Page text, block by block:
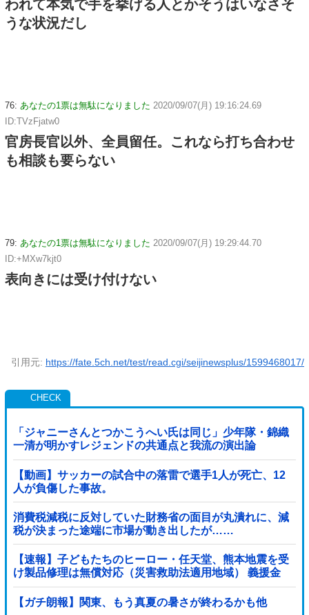
われて本気で手を挙げる人とかそうはいなさそ
うな状況だし
76: あなたの1票は無駄になりました 2020/09/07(月) 19:16:24.69
ID:TVzFjatw0
官房長官以外、全員留任。これなら打ち合わせ
も相談も要らない
79: あなたの1票は無駄になりました 2020/09/07(月) 19:29:44.70
ID:+MXw7kjt0
表向きには受け付けない
引用元: https://fate.5ch.net/test/read.cgi/seijinewsplus/1599468017/
「ジャニーさんとつかこうへい氏は同じ」少年隊・錦織
一清が明かすレジェンドの共通点と我流の演出論
【動画】サッカーの試合中の落雷で選手1人が死亡、12
人が負傷した事故。
消費税減税に反対していた財務省の面目が丸潰れに、減
税が決まった途端に市場が動き出したが……
【速報】子どもたちのヒーロー・任天堂、熊本地震を受
け製品修理は無償対応（災害救助法適用地域） 義援金
5000万円寄付
【ガチ朗報】関東、もう真夏の暑さが終わるかも他